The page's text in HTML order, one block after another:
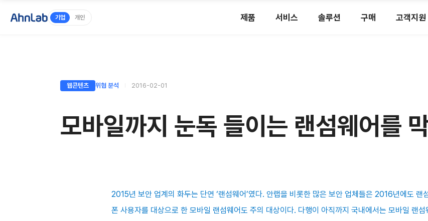
기업 개인 제품 서비스 솔루션 구매 고객지원
웹콘텐츠 위협 분석 2016-02-01
모바일까지 눈독 들이는 랜섬웨어를
2015년 보안 업계의 화두는 단연 ‘랜섬웨어’였다. 안랩을 비롯한 많은 보안 업체들은 2016년에도
폰 사용자를 대상으로 한 모바일 랜섬웨어도 주의 대상이다. 다행이 아직까지 국내에서는 모바일 랜